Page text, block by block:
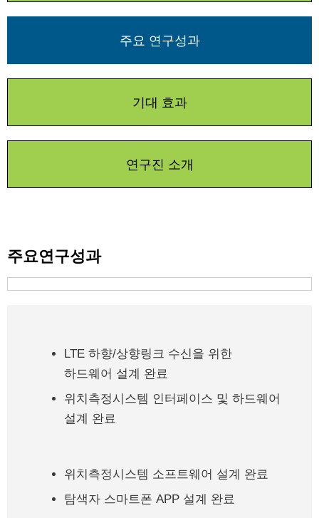
주요 연구성과
기대 효과
연구진 소개
주요연구성과
LTE 하향/상향링크 수신을 위한
하드웨어 설계 완료
위치측정시스템 인터페이스 및 하드웨어
설계 완료
위치측정시스템 소프트웨어 설계 완료
탐색자 스마트폰 APP 설계 완료